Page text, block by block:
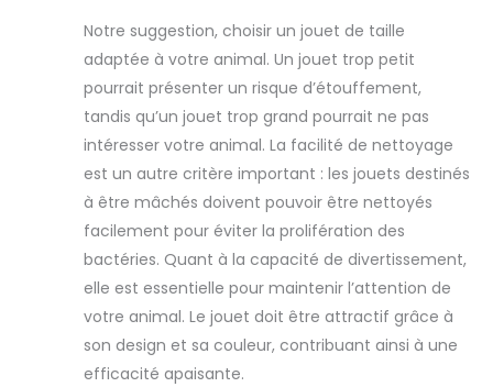
compact et facile
à transporter:
Grâce à son
design ajouré et
léger, ce jouet de
dentition est facile
à transporter et à
ranger. Les
parents peuvent
l’attacher à une
lanière ou le glisser
dans un petit sac
ou une pochette,
ce qui en fait le
compagnon idéal
Notre suggestion, choisir un jouet de taille
adaptée à votre animal. Un jouet trop petit
pourrait présenter un risque d’étouffement,
tandis qu’un jouet trop grand pourrait ne pas
intéresser votre animal. La facilité de nettoyage
est un autre critère important : les jouets destinés
à être mâchés doivent pouvoir être nettoyés
facilement pour éviter la prolifération des
bactéries. Quant à la capacité de divertissement,
elle est essentielle pour maintenir l’attention de
votre animal. Le jouet doit être attractif grâce à
son design et sa couleur, contribuant ainsi à une
efficacité apaisante.